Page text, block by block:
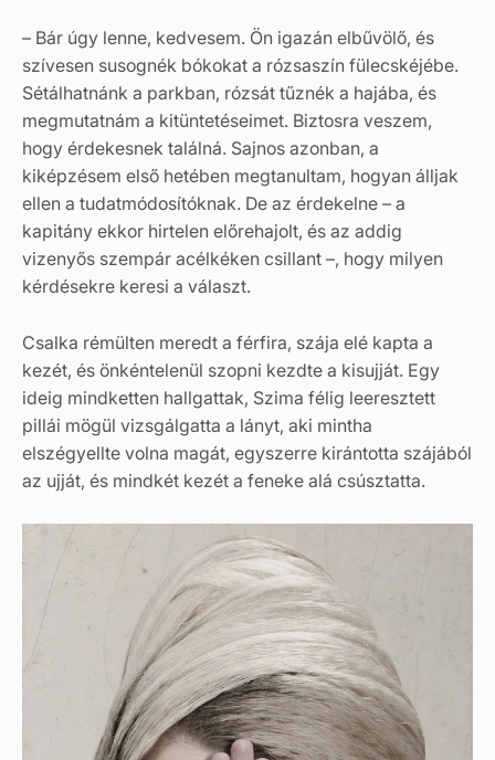
– Bár úgy lenne, kedvesem. Ön igazán elbűvölő, és
szívesen susognék bókokat a rózsaszín fülecskéjébe.
Sétálhatnánk a parkban, rózsát tűznék a hajába, és
megmutatnám a kitüntetéseimet. Biztosra veszem,
hogy érdekesnek találná. Sajnos azonban, a
kiképzésem első hetében megtanultam, hogyan álljak
ellen a tudatmódosítóknak. De az érdekelne – a
kapitány ekkor hirtelen előrehajolt, és az addig
vizenyős szempár acélkéken csillant –, hogy milyen
kérdésekre keresi a választ.
Csalka rémülten meredt a férfira, szája elé kapta a
kezét, és önkéntelenül szopni kezdte a kisujját. Egy
ideig mindketten hallgattak, Szima félig leeresztett
pillái mögül vizsgálgatta a lányt, aki mintha
elszégyellte volna magát, egyszerre kirántotta szájából
az ujját, és mindkét kezét a feneke alá csúsztatta.